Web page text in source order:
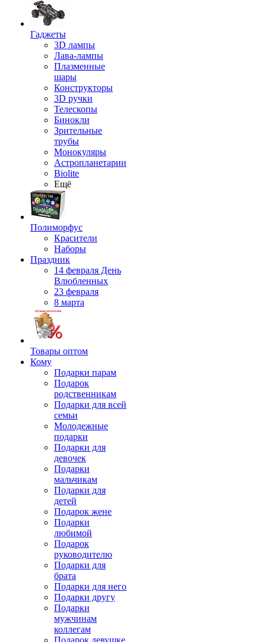
Гаджеты
3D лампы
Лава-лампы
Плазменные
шары
Конструкторы
3D ручки
Телескопы
Бинокли
Зрительные
трубы
Монокуляры
Астропланетарии
Biolite
Ещё
Полиморфус
Красители
Наборы
Праздник
14 февраля День
Влюбленных
23 февраля
8 марта
Товары оптом
Кому
Подарки парам
Подарок
родственникам
Подарки для всей
семьи
Молодежные
подарки
Подарки для
девочек
Подарки
мальчикам
Подарки для
детей
Подарок жене
Подарки
любимой
Подарок
руководителю
Подарки для
брата
Подарки для него
Подарки другу
Подарки
мужчинам
коллегам
Подарок девушке